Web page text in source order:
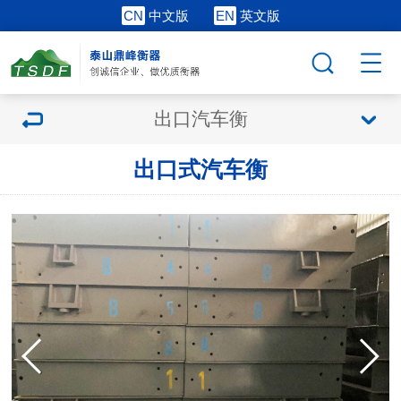
CN 中文版 EN 英文版
出口汽车衡
出口式汽车衡